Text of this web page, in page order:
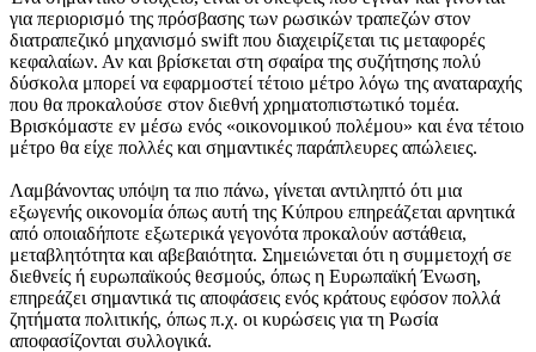
για περιορισμό της πρόσβασης των ρωσικών τραπεζών στον
διατραπεζικό μηχανισμό swift που διαχειρίζεται τις μεταφορές
κεφαλαίων. Αν και βρίσκεται στη σφαίρα της συζήτησης πολύ
δύσκολα μπορεί να εφαρμοστεί τέτοιο μέτρο λόγω της αναταραχής
που θα προκαλούσε στον διεθνή χρηματοπιστωτικό τομέα.
Βρισκόμαστε εν μέσω ενός «οικονομικού πολέμου» και ένα τέτοιο
μέτρο θα είχε πολλές και σημαντικές παράπλευρες απώλειες.
Λαμβάνοντας υπόψη τα πιο πάνω, γίνεται αντιληπτό ότι μια
εξωγενής οικονομία όπως αυτή της Κύπρου επηρεάζεται αρνητικά
από οποιαδήποτε εξωτερικά γεγονότα προκαλούν αστάθεια,
μεταβλητότητα και αβεβαιότητα. Σημειώνεται ότι η συμμετοχή σε
διεθνείς ή ευρωπαϊκούς θεσμούς, όπως η Ευρωπαϊκή Ένωση,
επηρεάζει σημαντικά τις αποφάσεις ενός κράτους εφόσον πολλά
ζητήματα πολιτικής, όπως π.χ. οι κυρώσεις για τη Ρωσία
αποφασίζονται συλλογικά.